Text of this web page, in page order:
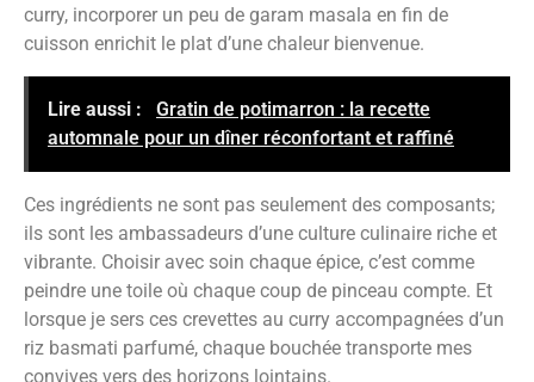
curry, incorporer un peu de garam masala en fin de
cuisson enrichit le plat d’une chaleur bienvenue.
Lire aussi :
Gratin de potimarron : la recette
automnale pour un dîner réconfortant et raffiné
Ces ingrédients ne sont pas seulement des composants;
ils sont les ambassadeurs d’une culture culinaire riche et
vibrante. Choisir avec soin chaque épice, c’est comme
peindre une toile où chaque coup de pinceau compte. Et
lorsque je sers ces crevettes au curry accompagnées d’un
riz basmati parfumé, chaque bouchée transporte mes
convives vers des horizons lointains.